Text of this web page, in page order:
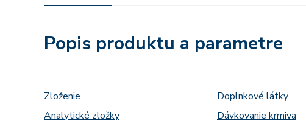
Popis produktu a parametre
Zloženie
Analytické zložky
Doplnkové látky
Dávkovanie krmiva